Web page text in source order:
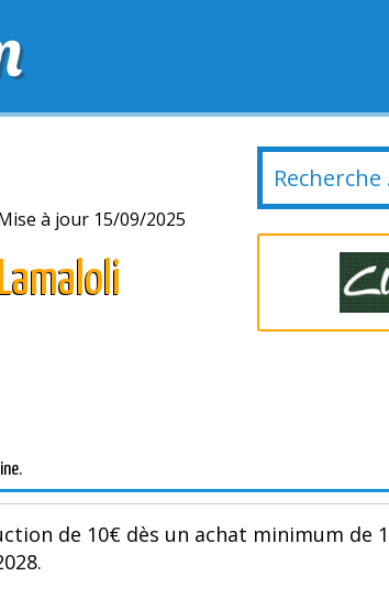
DERNIERS
à jour 15/09/2025
de 10€ dès un achat minimum de